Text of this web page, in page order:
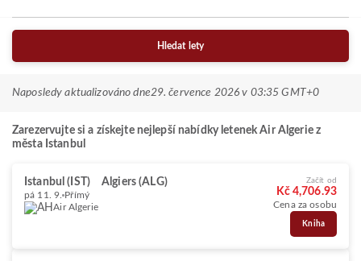
Hledat lety
Naposledy aktualizováno dne29. července 2026 v 03:35 GMT+0
Zarezervujte si a získejte nejlepší nabídky letenek Air Algerie z
města Istanbul
Istanbul (IST) Algiers (ALG)
pá 11. 9. Přímý
Air Algerie
Začít od
Kč 4,706.93
Cena za osobu
Kniha